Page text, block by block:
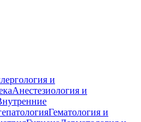
и
Анестезиология и
Гематология и